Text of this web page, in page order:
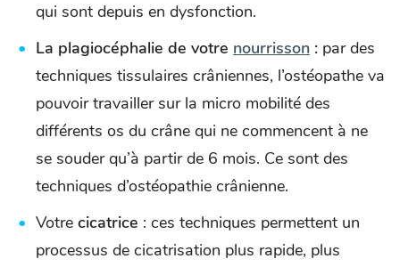
qui sont depuis en dysfonction.
La plagiocéphalie de votre nourrisson : par des
techniques tissulaires crâniennes, l’ostéopathe va
pouvoir travailler sur la micro mobilité des
différents os du crâne qui ne commencent à ne
se souder qu’à partir de 6 mois. Ce sont des
techniques d’ostéopathie crânienne.
Votre cicatrice : ces techniques permettent un
processus de cicatrisation plus rapide, plus